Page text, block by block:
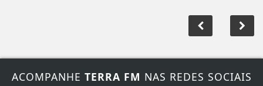
ACOMPANHE TERRA FM NAS REDES SOCIAIS